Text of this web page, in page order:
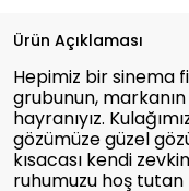
Ürün Açıklaması
Hepimiz bir sinema
grubunun,
hayranıyız.
gözümüze güzel
kısacası kendi
ruhumuzu hoş